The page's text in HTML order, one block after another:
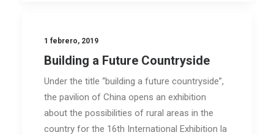
1 febrero, 2019
Building a Future Countryside
Under the title “building a future countryside”,
the pavilion of China opens an exhibition
about the possibilities of rural areas in the
country for the 16th International Exhibition la